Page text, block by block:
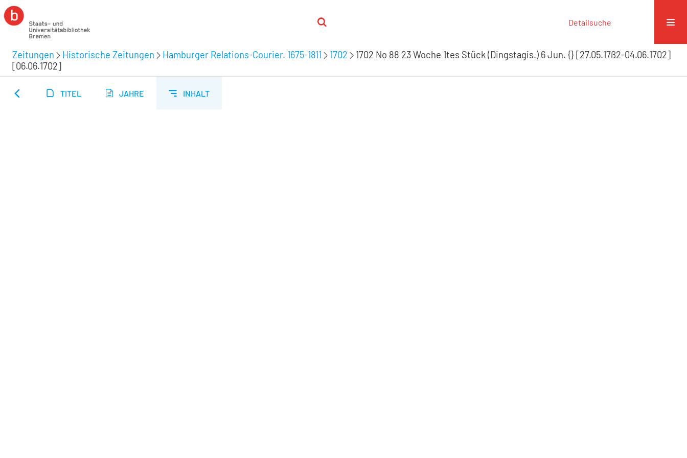
Detailsuche
Zeitungen Historische Zeitungen Hamburger Relations-Courier. 1675-1811 1702
1702 No 88 23 Woche 1tes Stück (Dingstagis.) 6 Jun. {} [27.05.17ß2-04.06.1702]
[06.06.1702]
TITEL JAHRE INHALT